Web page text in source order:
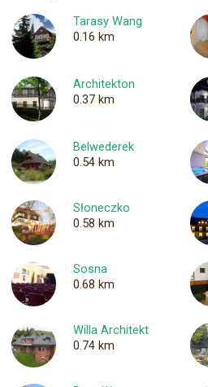
Tarasy Wang
0.16 km
Architekton
0.37 km
Belwederek
0.54 km
Słoneczko
0.58 km
Sosna
0.68 km
Willa Architekt
0.74 km